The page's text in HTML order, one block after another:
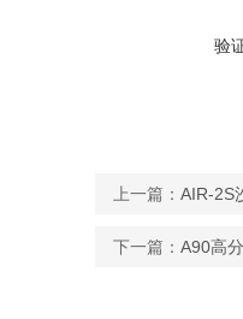
验
上一篇： AIR-2S
下一篇： A90高